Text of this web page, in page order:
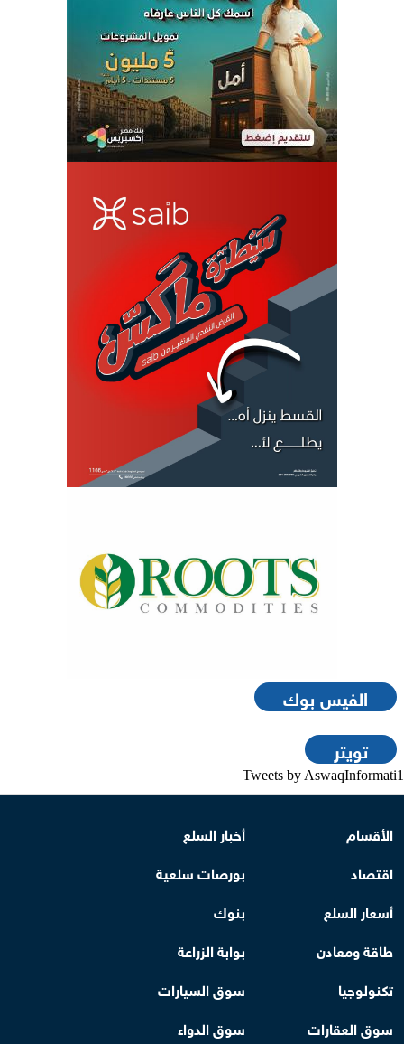
الفيس بوك
تويتر
Tweets by AswaqInformati1
الأقسام
أخبار السلع
اقتصاد
بورصات سلعية
أسعار السلع
بنوك
طاقة ومعادن
بوابة الزراعة
تكنولوجيا
سوق السيارات
سوق العقارات
سوق الدواء